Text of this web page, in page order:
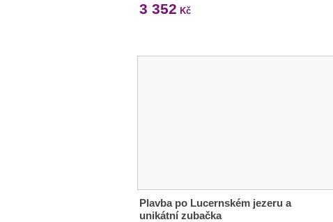
3 352 Kč
Plavba po Lucernském jezeru a
unikátní zubačka